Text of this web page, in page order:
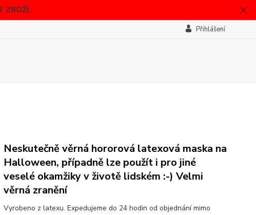
ZBOŽÍ.
Přihlášení
Neskutečně věrná hororová latexová maska na
Halloween, případně lze použít i pro jiné
veselé okamžiky v životě lidském :-) Velmi
věrná zranění
Vyrobeno z latexu. Expedujeme do 24 hodin od objednání mimo